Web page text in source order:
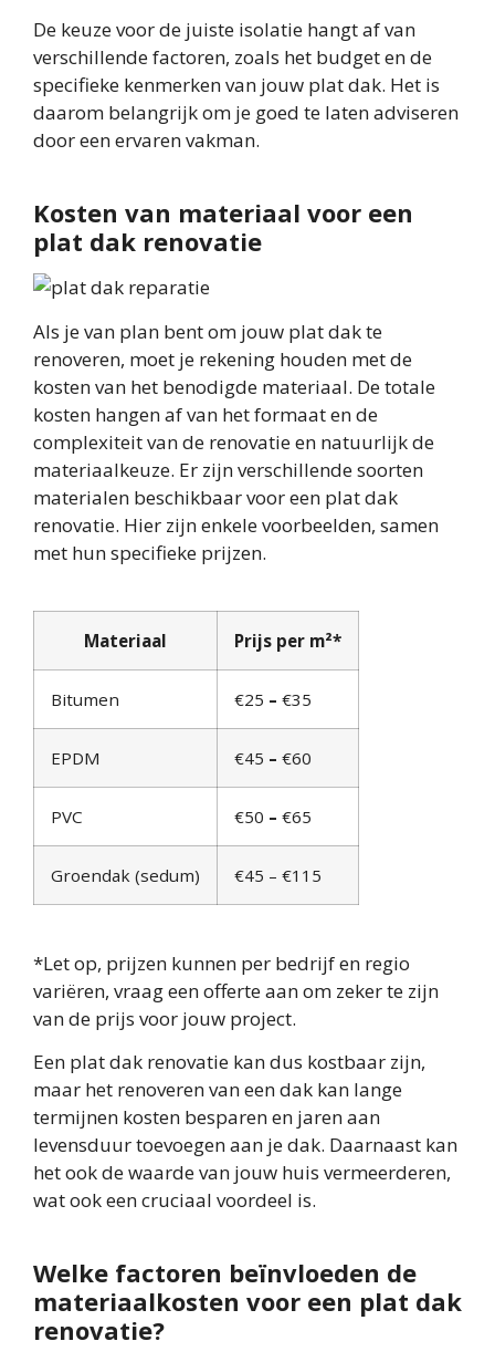
De keuze voor de juiste isolatie hangt af van
verschillende factoren, zoals het budget en de
specifieke kenmerken van jouw plat dak. Het is
daarom belangrijk om je goed te laten adviseren
door een ervaren vakman.
Kosten van materiaal voor een
plat dak renovatie
Als je van plan bent om jouw plat dak te
renoveren, moet je rekening houden met de
kosten van het benodigde materiaal. De totale
kosten hangen af van het formaat en de
complexiteit van de renovatie en natuurlijk de
materiaalkeuze. Er zijn verschillende soorten
materialen beschikbaar voor een plat dak
renovatie. Hier zijn enkele voorbeelden, samen
met hun specifieke prijzen.
Materiaal Prijs per m²*
Bitumen €25 – €35
EPDM €45 – €60
PVC €50 – €65
Groendak (sedum) €45 – €115
*Let op, prijzen kunnen per bedrijf en regio
variëren, vraag een offerte aan om zeker te zijn
van de prijs voor jouw project.
Een plat dak renovatie kan dus kostbaar zijn,
maar het renoveren van een dak kan lange
termijnen kosten besparen en jaren aan
levensduur toevoegen aan je dak. Daarnaast kan
het ook de waarde van jouw huis vermeerderen,
wat ook een cruciaal voordeel is.
Welke factoren beïnvloeden de
materiaalkosten voor een plat dak
renovatie?